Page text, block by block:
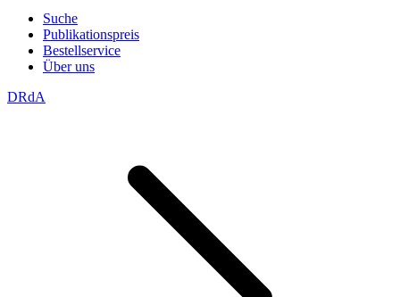
Suche
Publikationspreis
Bestellservice
Über uns
DRdA